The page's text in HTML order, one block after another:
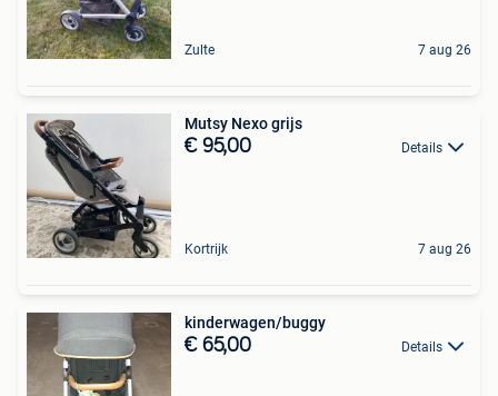
Zulte 7 aug 26
Mutsy Nexo grijs
€ 95,00 Details
Kortrijk 7 aug 26
kinderwagen/buggy
€ 65,00 Details